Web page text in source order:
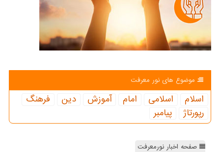
موضوع های نور معرفت
اسلام اسلامی امام آموزش دین
فرهنگ
رپورتاژ
پیامبر
صفحه اخبار نورمعرفت